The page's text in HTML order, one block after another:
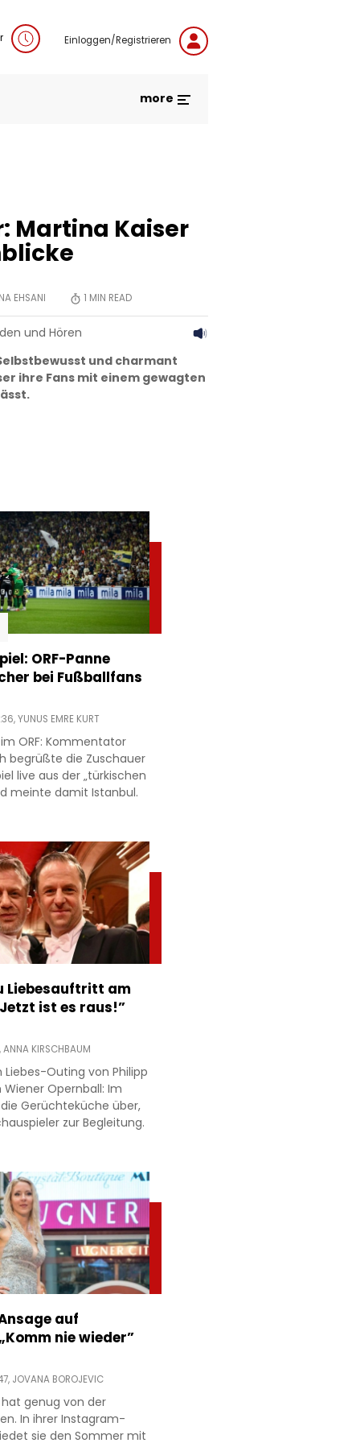
Einloggen/Registrieren
more
Martina Kaiser
EHSANI 1 MIN READ
und Hören
und charmant
ihre Fans mit einem gewagten
ORF-Panne
bei Fußballfans
YUNUS EMRE KURT
ORF: Kommentator
begrüßte die Zuschauer
live aus der „türkischen
meinte damit Istanbul.
Liebesauftritt am
ist es raus!”
ANNA KIRSCHBAUM
Outing von Philipp
Opernball: Im
Gerüchteküche über,
zur Begleitung.
auf
nie wieder”
JOVANA BOROJEVIC
genug von der
In ihrer Instagram-
sie den Sommer mit